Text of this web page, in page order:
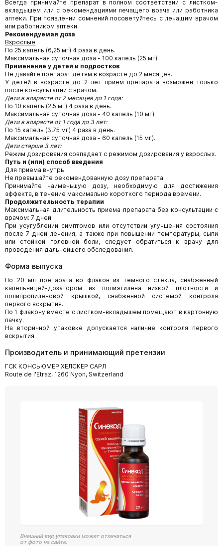
Всегда принимайте препарат в полном соответствии с листком-
вкладышем или с рекомендациями лечащего врача или работника
аптеки. При появлении сомнений посоветуйтесь с лечащим врачом
или работником аптеки.
Рекомендуемая доза
Взрослые
По 25 капель (6,25 мг) 4 раза в день.
Максимальная суточная доза - 100 капель (25 мг).
Применение у детей и подростков
Не давайте препарат детям в возрасте до 2 месяцев.
У детей в возрасте до 2 лет прием препарата возможен только
после консультации с врачом.
Дети в возрасте от 2 месяцев до 1 года:
По 10 капель (2,5 мг) 4 раза в день.
Максимальная суточная доза - 40 капель (10 мг).
Дети в возрасте от 1 года до 3 лет:
По 15 капель (3,75 мг) 4 раза в день.
Максимальная суточная доза - 60 капель (15 мг).
Дети старше 3 лет:
Режим дозирования совпадает с режимом дозирования у взрослых.
Путь и (или) способ введения
Для приема внутрь.
Не превышайте рекомендованную дозу препарата.
Принимайте наименьшую дозу, необходимую для достижения
эффекта, в течение максимально короткого периода времени.
Продолжительность терапии
Максимальная длительность приема препарата без консультации с
врачом: 7 дней.
При усугублении симптомов или отсутствии улучшения состояния
после 7 дней лечения, а также при повышении температуры, сыпи
или стойкой головной боли, следует обратиться к врачу для
проведения дальнейшего обследования.
Форма выпуска
По 20 мл препарата во флакон из темного стекла, снабженный
капельницей-дозатором из полиэтилена низкой плотности и
полипропиленовой крышкой, снабженной системой контроля
первого вскрытия.
По 1 флакону вместе с листком-вкладышем помещают в картонную
пачку.
На вторичной упаковке допускается наличие контроля первого
вскрытия.
Производитель и принимающий претензии
ГСК КОНСЬЮМЕР ХЕЛСКЕР САРЛ
Route de l'Etraz, 1260 Nyon, Switzerland
Внешний вид упаковки может отличаться
от фото на сайте.